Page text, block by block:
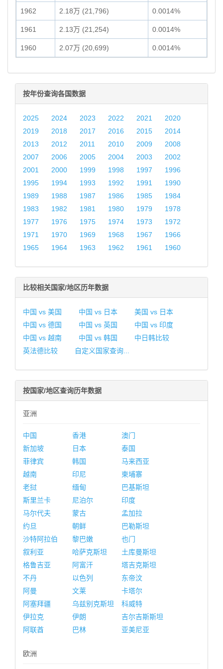
1962 2.18万 (21,796) 0.0014%
1961 2.13万 (21,254) 0.0014%
1960 2.07万 (20,699) 0.0014%
按年份查询各国数据
2025 2024 2023 2022 2021
2020
2019
2018 2017 2016 2015
2014
2013
2012 2011 2010 2009
2008
2007
2006 2005 2004 2003
2002
2001
2000 1999 1998 1997
1996
1995
1994 1993 1992 1991
1990
1989
1988 1987 1986 1985
1984
1983
1982 1981 1980 1979
1978
1977
1976 1975 1974 1973
1972
1971
1970 1969 1968 1967
1966
1965
1964 1963 1962 1961 1960
比较相关国家/地区历年数据
中国 vs 美国 中国 vs 日本
美国 vs 日本
中国 vs 德国
中国 vs 英国
中国 vs 印度
中国 vs 越南
中国 vs 韩国
中日韩比较
英法德比较
自定义国家查询...
按国家/地区查询历年数据
亚洲
中国 香港
澳门
新加坡
日本
泰国
菲律宾
韩国
马来西亚
越南
印尼
柬埔寨
老挝
缅甸
巴基斯坦
斯里兰卡
尼泊尔
印度
马尔代夫
蒙古
孟加拉
约旦
朝鲜
巴勒斯坦
沙特阿拉伯
黎巴嫩
也门
叙利亚
哈萨克斯坦
土库曼斯坦
格鲁吉亚
阿富汗
塔吉克斯坦
不丹
以色列
东帝汶
阿曼
文莱
卡塔尔
阿塞拜疆
乌兹别克斯坦
科威特
伊拉克
伊朗
吉尔吉斯斯坦
阿联酋
巴林 亚美尼亚
欧洲